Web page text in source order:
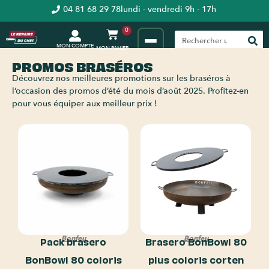
04 81 68 29 78lundi - vendredi 9h - 17h
MON COMPTE
0
PROMOS BRASÉROS
Découvrez nos meilleures promotions sur les braséros à
l’occasion des promos d’été du mois d’août 2025. Profitez-en
pour vous équiper aux meilleur prix !
Bonfeu
Pack brasero
BonBowl 80 coloris
Bonfeu
Brasero BonBowl 80
plus coloris corten